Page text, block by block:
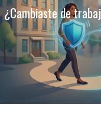
¿Cambiaste de